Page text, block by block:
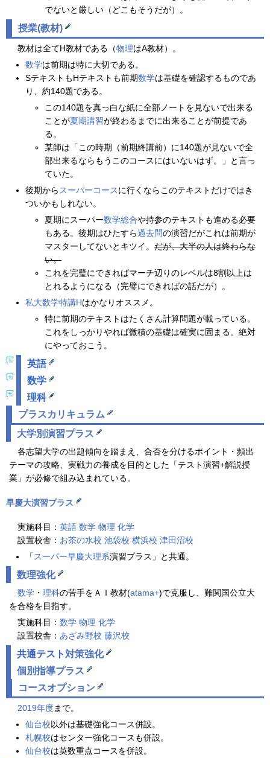
でないと厳しい（どこもそうだが）。
授業(教材)
教材は全てH教材である（物理はA教材）。
数学は前期は特に大切である。
SテキストもHテキストも前期数学は基礎を確認するものであ
り、約140題である。
この140題を真っ白な紙に全部ノートを見ないで出来る
ことが夏期講習が終わるまでに出来ることが前提であ
る。
某師は「この時期（前期終講前）に140題が見ないで全
部出来るならもうこのコースにはいないはず。」と言っ
ていた。
後期から スーパーコースに行くならこのテキストだけではき
ついかもしれない。
夏期にスーパー数学総合や持参のテキストも進める必要
もある。後期はひたすら過去問の演習だがこれは前期が
マスターしてないとキツイ。 だが、大半の人は終わらな
い。
これを完璧にできればマーチ辺りのレベルは8割以上は
とれるようになる（完璧にできればの話だが）。
私大数学特講Hはかなりオススメ。
特に前期のテキストはたくさん計算問題が載っている。
これをしっかりやれば微積の基礎は確実に固まる。絶対
にやっておこう。
英語
数学
理科
プラスカリキュラム
大学別演習プラス
各志望大学の出題傾向を踏まえ、合否を分けるポイント・頻出
テーマの攻略、実戦力の養成を目的とした「テスト演習+解説授
業」が必修で組み込まれている。
早慶大演習プラス
実施科目： 英語 数学 物理 化学
設置校舎： お茶の水校 池袋校 横浜校 津田沼校
「スーパー早慶大理系演習プラス」と共通。
数理強化
数学 ・ 理科の苦手をＡＩ教材(atama+)で克服し、難関国公立大
を合格を目指す。
実施科目： 数学 物理 化学
設置校舎： あざみ野校 藤沢校
共通テスト対策強化
個別指導プラス
コースオプション
2019年度まで。
仙台校以外は基礎強化コース併設。
札幌校はセンター強化コースも併設。
仙台校は英数重点コースを併設。